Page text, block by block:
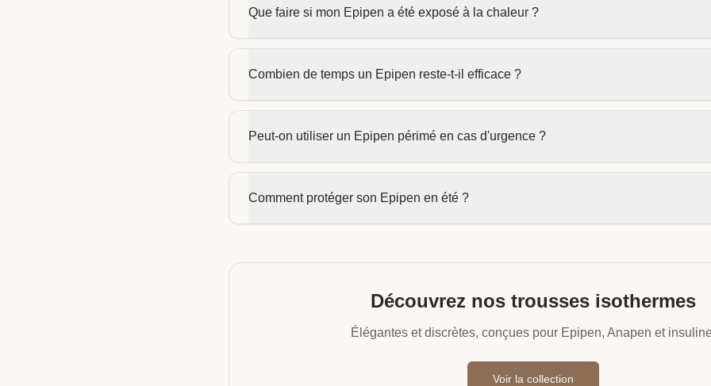
Que faire si mon Epipen a été exposé à la chaleur ?
Combien de temps un Epipen reste-t-il efficace ?
Peut-on utiliser un Epipen périmé en cas d'urgence ?
Comment protéger son Epipen en été ?
Découvrez nos trousses isothermes
Élégantes et discrètes, conçues pour Epipen, Anapen et
Voir la collection